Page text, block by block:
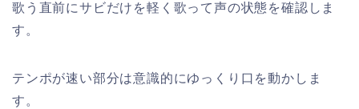
歌う直前にサビだけを軽く歌って声の状態を確認しま
す。
テンポが速い部分は意識的にゆっくり口を動かしま
す。